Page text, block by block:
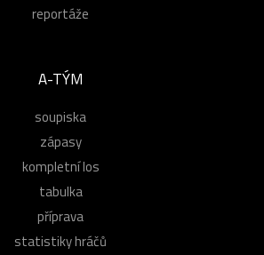
reportáže
A-TÝM
soupiska
zápasy
kompletní los
tabulka
příprava
statistiky hráčů